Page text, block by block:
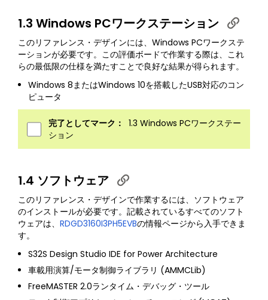
1.3 Windows PCワークステーション
このリファレンス・デザインには、Windows PCワークステ
ーションが必要です。この評価ボードで作業する際は、これ
らの最低限の仕様を満たすことで良好な結果が得られます。
Windows 8またはWindows 10を搭載したUSB対応のコン
ピュータ
完了としてマーク：
1.3 Windows PCワークステー
ション
1.4 ソフトウェア
このリファレンス・デザインで作業するには、ソフトウェア
のインストールが必要です。記載されているすべてのソフト
ウェアは、 RDGD3160I3PH5EVBの情報ページから入手できま
す。
S32S Design Studio IDE for Power Architecture
車載用演算/モータ制御ライブラリ (AMMCLib)
FreeMASTER 2.0ランタイム・デバッグ・ツール